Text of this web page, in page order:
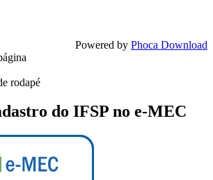
Powered by Phoca Download
rodapé
do IFSP no e-MEC